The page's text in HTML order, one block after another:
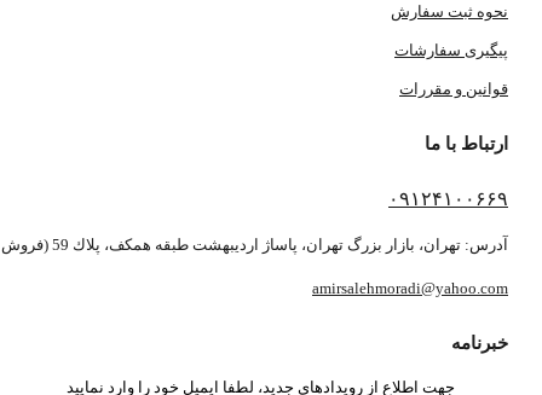
نحوه ثبت سفارش
پیگیری سفارشات
قوانین و مقررات
ارتباط با ما
۰۹۱۲۴۱۰۰۶۶۹
آدرس: تهران، بازار بزرگ تهران، پاساژ ارديبهشت طبقه همكف، پلاك 59 (فروش بصورت آنلاین می باشد)
amirsalehmoradi@yahoo.com
خبرنامه
جهت اطلاع از رویدادهای جدید، لطفا ایمیل خود را وارد نمایید